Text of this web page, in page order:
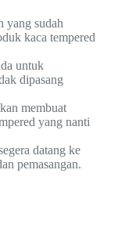
yang sudah
kaca tempered
untuk
dipasang
membuat
yang nanti
datang ke
pemasangan.